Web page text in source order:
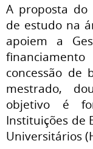
A proposta do
de estudo na
apoiem a
concessão de
mestrado,
objetivo é
Instituições de
Universitários